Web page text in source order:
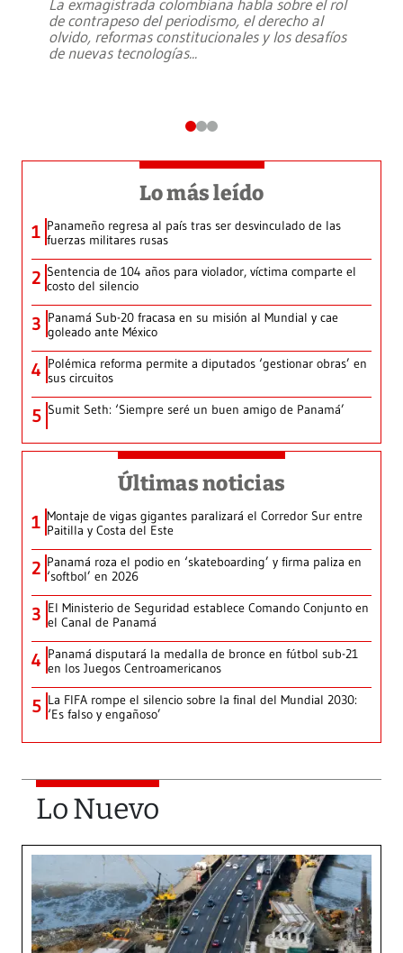
La exmagistrada colombiana habla sobre el rol
de contrapeso del periodismo, el derecho al
olvido, reformas constitucionales y los desafíos
de nuevas tecnologías...
Lo más leído
1 Panameño regresa al país tras ser desvinculado de las
fuerzas militares rusas
2 Sentencia de 104 años para violador, víctima comparte el
costo del silencio
3 Panamá Sub-20 fracasa en su misión al Mundial y cae
goleado ante México
4 Polémica reforma permite a diputados ‘gestionar obras’ en
sus circuitos
5 Sumit Seth: ‘Siempre seré un buen amigo de Panamá’
Últimas noticias
1 Montaje de vigas gigantes paralizará el Corredor Sur entre
Paitilla y Costa del Este
2 Panamá roza el podio en ‘skateboarding’ y firma paliza en
‘softbol’ en 2026
3 El Ministerio de Seguridad establece Comando Conjunto en
el Canal de Panamá
4 Panamá disputará la medalla de bronce en fútbol sub-21
en los Juegos Centroamericanos
5 La FIFA rompe el silencio sobre la final del Mundial 2030:
‘Es falso y engañoso’
Lo Nuevo